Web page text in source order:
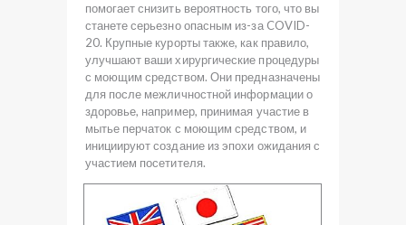
помогает снизить вероятность того, что вы
станете серьезно опасным из-за COVID-
20. Крупные курорты также, как правило,
улучшают ваши хирургические процедуры
с моющим средством. Они предназначены
для после межличностной информации о
здоровье, например, принимая участие в
мытье перчаток с моющим средством, и
инициируют создание из эпохи ожидания с
участием посетителя.